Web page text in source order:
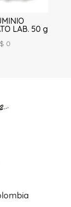
LAB. 50 g
$ 0